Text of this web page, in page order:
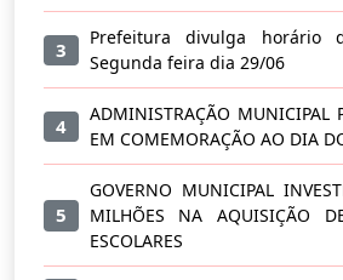
3
Prefeitura divulga horário
Segunda feira dia 29/06
4
ADMINISTRAÇÃO MUNICIPAL
EM COMEMORAÇÃO AO DIA
5
GOVERNO MUNICIPAL
MILHÕES NA AQUISIÇÃO
ESCOLARES